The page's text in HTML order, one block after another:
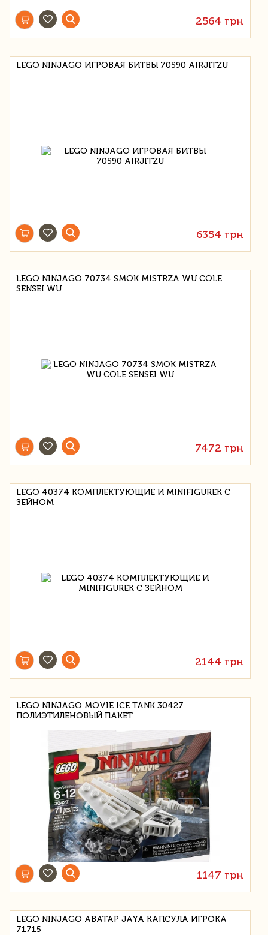
2564 грн
LEGO NINJAGO ИГРОВАЯ БИТВЫ 70590 AIRJITZU
6354 грн
LEGO NINJAGO 70734 SMOK MISTRZA WU COLE
SENSEI WU
7472 грн
LEGO 40374 КОМПЛЕКТУЮЩИЕ И MINIFIGUREK С
ЗЕЙНОМ
2144 грн
LEGO NINJAGO MOVIE ICE TANK 30427
ПОЛИЭТИЛЕНОВЫЙ ПАКЕТ
1147 грн
LEGO NINJAGO АВАТАР JAYA КАПСУЛА ИГРОКА
71715